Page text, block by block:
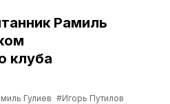
Рамиль
клуба
Гулиев #Игорь Путилов